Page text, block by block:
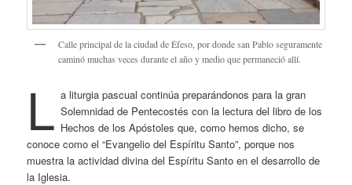
Calle principal de la ciudad de Éfeso, por donde san Pablo seguramente
caminó muchas veces durante el año y medio que permaneció allí.
L a liturgia pascual continúa preparándonos para la gran
Solemnidad de Pentecostés con la lectura del libro de los
Hechos de los Apóstoles que, como hemos dicho, se
conoce como el “Evangelio del Espíritu Santo”, porque nos
muestra la actividad divina del Espíritu Santo en el desarrollo de
la Iglesia.